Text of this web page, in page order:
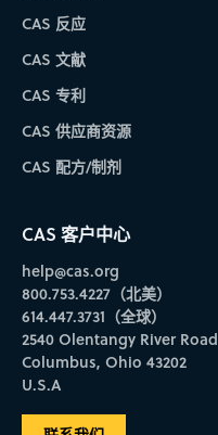
CAS 反应
CAS 文献
CAS 专利
CAS 供应商资源
CAS 配方/制剂
CAS 客户中心
help@cas.org
800.753.4227（北美）
614.447.3731（全球）
2540 Olentangy River Road
Columbus, Ohio 43202
U.S.A